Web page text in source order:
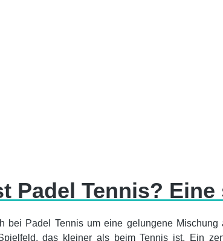
Padel Tennis?
bei Padel Tennis um eine gelungene
das kleiner als beim Tennis ist. Ein